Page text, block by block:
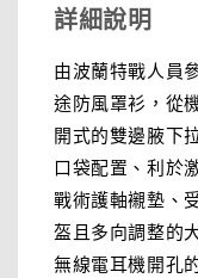
詳細說明
由波蘭特戰人員
途防風罩衫，從
開式的雙邊腋下
口袋配置、利於
戰術護軸襯墊、
盔且多向調整的
無線電耳機開孔